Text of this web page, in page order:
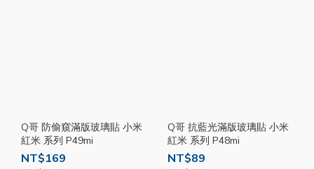
Q哥 防偷窺滿版玻璃貼 小米
紅米 系列 P49mi
NT$169
Q哥 抗藍光滿版玻璃貼 小米
紅米 系列 P48mi
NT$89